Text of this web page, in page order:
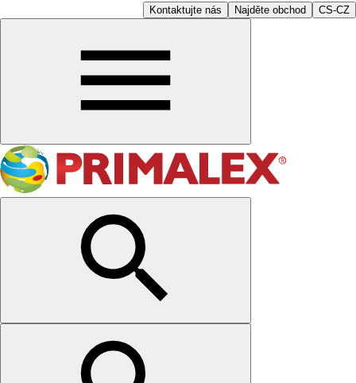
Kontaktujte nás Najděte obchod CS-CZ